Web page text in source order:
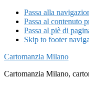
Passa alla
Passa al contenuto
Passa al piè di
Skip to footer
Cartomanzia Milano
Cartomanzia Milano,